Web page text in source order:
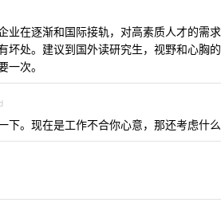
业在逐渐和国际接轨，对高素质人才的需
坏处。建议到国外读研究生，视野和心胸
次。
。现在是工作不合你心意，那还考虑什么